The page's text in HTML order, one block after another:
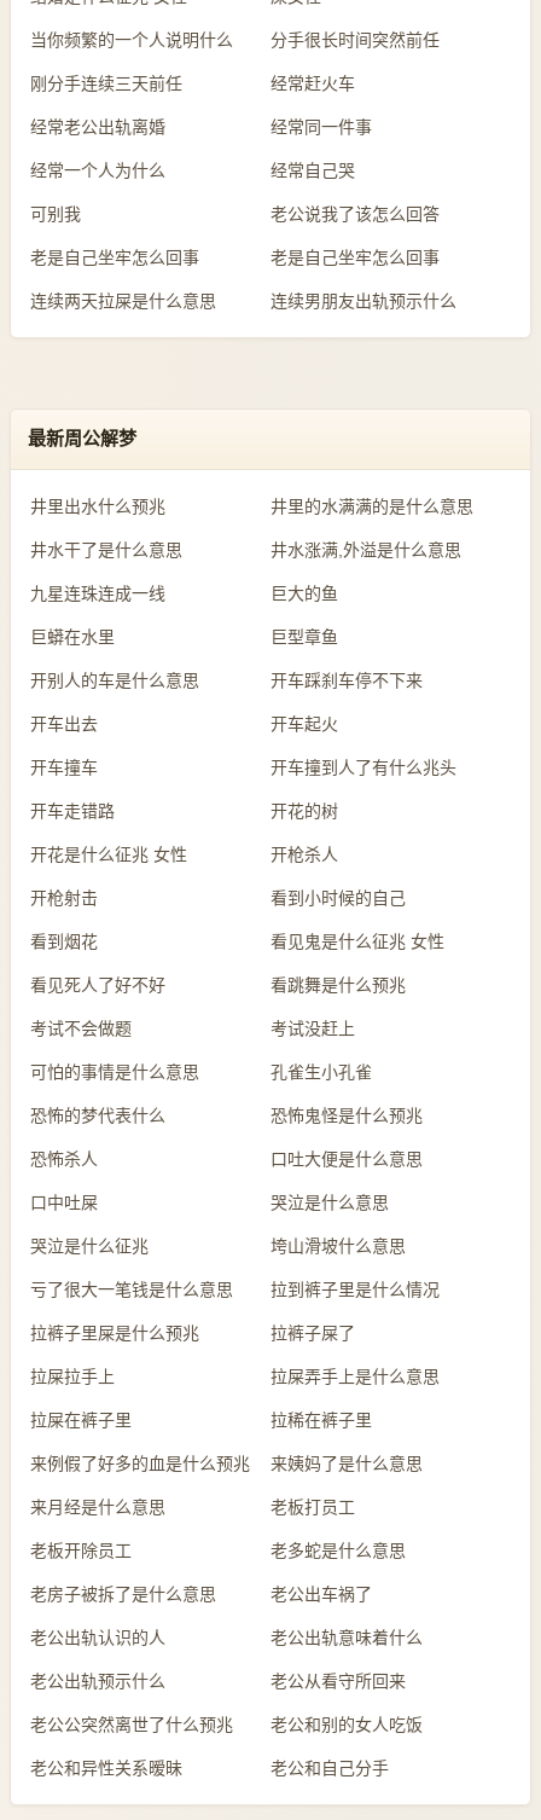
当你频繁的一个人说明什么 分手很长时间突然前任
刚分手连续三天前任 经常赶火车
经常老公出轨离婚 经常同一件事
经常一个人为什么 经常自己哭
可别我 老公说我了该怎么回答
老是自己坐牢怎么回事 老是自己坐牢怎么回事
连续两天拉屎是什么意思 连续男朋友出轨预示什么
最新周公解梦
井里出水什么预兆 井里的水满满的是什么意思
井水干了是什么意思 井水涨满,外溢是什么意思
九星连珠连成一线 巨大的鱼
巨蟒在水里 巨型章鱼
开别人的车是什么意思 开车踩刹车停不下来
开车出去 开车起火
开车撞车 开车撞到人了有什么兆头
开车走错路 开花的树
开花是什么征兆 女性 开枪杀人
开枪射击 看到小时候的自己
看到烟花 看见鬼是什么征兆 女性
看见死人了好不好 看跳舞是什么预兆
考试不会做题 考试没赶上
可怕的事情是什么意思 孔雀生小孔雀
恐怖的梦代表什么 恐怖鬼怪是什么预兆
恐怖杀人 口吐大便是什么意思
口中吐屎 哭泣是什么意思
哭泣是什么征兆 垮山滑坡什么意思
亏了很大一笔钱是什么意思 拉到裤子里是什么情况
拉裤子里屎是什么预兆 拉裤子屎了
拉屎拉手上 拉屎弄手上是什么意思
拉屎在裤子里 拉稀在裤子里
来例假了好多的血是什么预兆 来姨妈了是什么意思
来月经是什么意思 老板打员工
老板开除员工 老多蛇是什么意思
老房子被拆了是什么意思 老公出车祸了
老公出轨认识的人 老公出轨意味着什么
老公出轨预示什么 老公从看守所回来
老公公突然离世了什么预兆 老公和别的女人吃饭
老公和异性关系暧昧 老公和自己分手